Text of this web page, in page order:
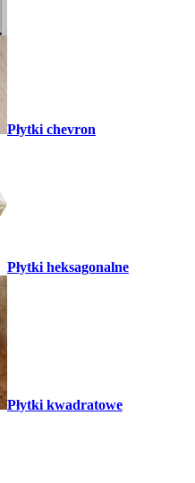
Płytki chevron
Płytki heksagonalne
Płytki kwadratowe